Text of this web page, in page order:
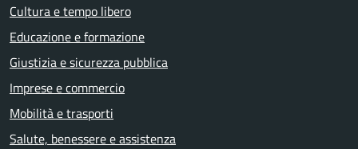
Cultura e tempo libero
Educazione e formazione
Giustizia e sicurezza pubblica
Imprese e commercio
Mobilità e trasporti
Salute, benessere e assistenza